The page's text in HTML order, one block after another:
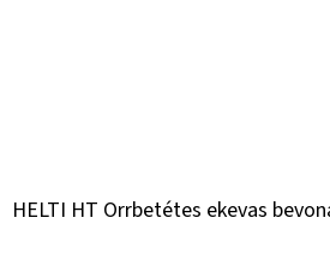
HELTI HT Orrbetétes ekevas